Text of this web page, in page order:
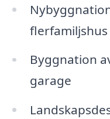
flerfamiljshus
Byggnation
garage